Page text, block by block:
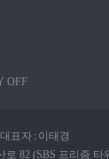
OFF
| 대표자 : 이태경
82 (SBS 프리즘 타